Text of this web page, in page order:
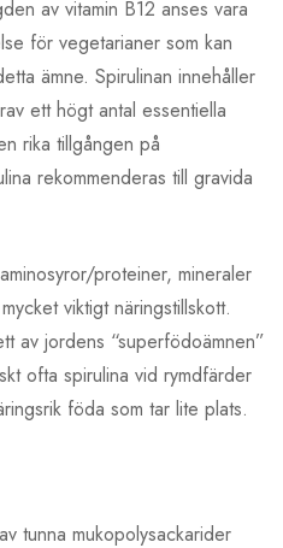
av vitamin B12 anses vara
för vegetarianer som kan
ämne. Spirulinan innehåller
ett högt antal essentiella
rika tillgången på
rekommenderas till gravida
proteiner, mineraler
viktigt näringstillskott.
av jordens “superfödoämnen”
ofta spirulina vid rymdfärder
föda som tar lite plats.
tunna mukopolysackarider